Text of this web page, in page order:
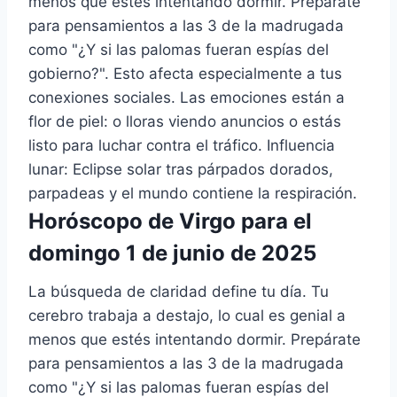
para pensamientos a las 3 de la madrugada
como "¿Y si las palomas fueran espías del
gobierno?". Esto afecta especialmente a tus
conexiones sociales. Las emociones están a
flor de piel: o lloras viendo anuncios o estás
listo para luchar contra el tráfico. Influencia
lunar: Eclipse solar tras párpados dorados,
parpadeas y el mundo contiene la respiración.
Horóscopo de Virgo para el
domingo 1 de junio de 2025
La búsqueda de claridad define tu día. Tu
cerebro trabaja a destajo, lo cual es genial a
menos que estés intentando dormir. Prepárate
para pensamientos a las 3 de la madrugada
como "¿Y si las palomas fueran espías del